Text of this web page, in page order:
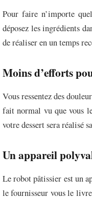
Pour faire n’importe
déposez les ingrédients
de réaliser en un temps
Moins d’efforts
Vous ressentez des
fait normal vu que vous
votre dessert sera réalisé
Un appareil
Le robot pâtissier est un
le fournisseur vous le